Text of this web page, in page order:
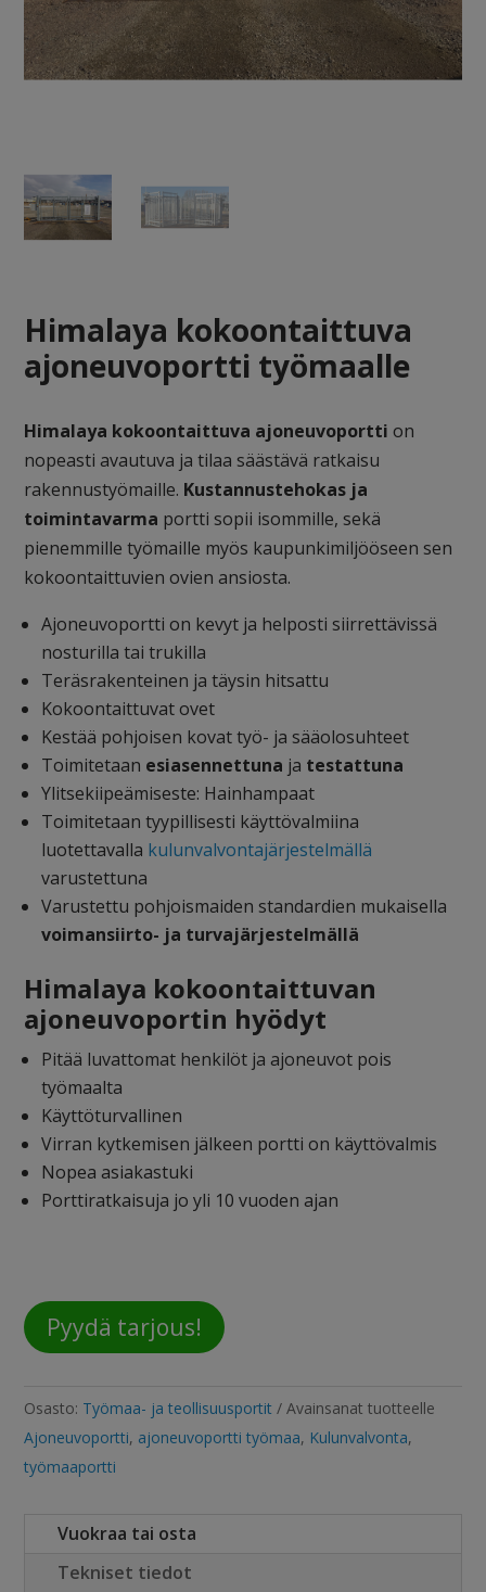
Himalaya kokoontaittuva
ajoneuvoportti työmaalle
Himalaya kokoontaittuva ajoneuvoporttion
nopeasti avautuva ja tilaa säästävä ratkaisu
rakennustyömaille. Kustannustehokas ja
toimintavarma portti sopii isommille, sekä
pienemmille työmaille myös kaupunkimiljööseen sen
kokoontaittuvien ovien ansiosta.
Ajoneuvoportti on kevyt ja helposti siirrettävissä
nosturilla tai trukilla
Teräsrakenteinen ja täysin hitsattu
Kokoontaittuvat ovet
Kestää pohjoisen kovat työ- ja sääolosuhteet
Toimitetaan esiasennettuna ja testattuna
Ylitsekiipeämiseste: Hainhampaat
Toimitetaan tyypillisesti käyttövalmiina
luotettavalla kulunvalvontajärjestelmällä
varustettuna
Varustettu pohjoismaiden standardien mukaisella
voimansiirto- ja turvajärjestelmällä
Himalaya kokoontaittuvan
ajoneuvoportin hyödyt
Pitää luvattomat henkilöt ja ajoneuvot pois
työmaalta
Käyttöturvallinen
Virran kytkemisen jälkeen portti on käyttövalmis
Nopea asiakastuki
Porttiratkaisuja jo yli 10 vuoden ajan
Pyydä tarjous!
Osasto: Työmaa- ja teollisuusportit
Avainsanat tuotteelle
Ajoneuvoportti, ajoneuvoportti työmaa, Kulunvalvonta,
työmaaportti
Vuokraa tai osta
Tekniset tiedot